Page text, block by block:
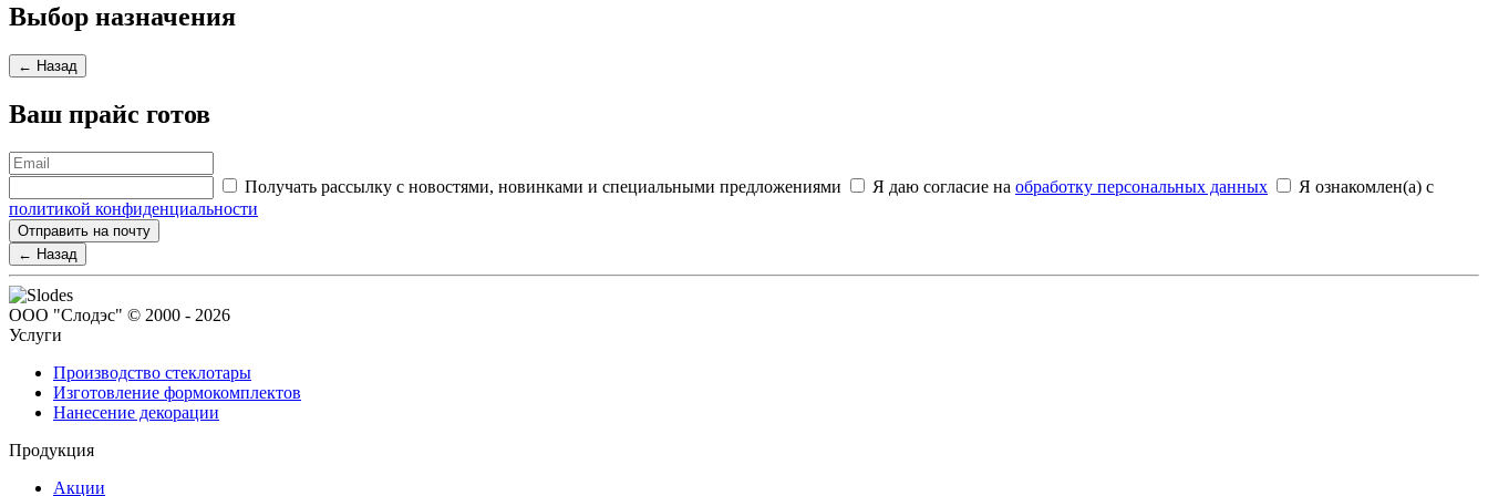
Выбор назначения
← Назад
Ваш прайс готов
Получать рассылку с новостями, новинками и специальными предложениями Я даю согласие на обработку персональных данных
Я ознакомлен(а) с
политикой конфиденциальности
Отправить на почту
← Назад
ООО "Слодэс" © 2000 - 2026
Услуги
Производство стеклотары
Изготовление формокомплектов
Нанесение декорации
Продукция
Акции